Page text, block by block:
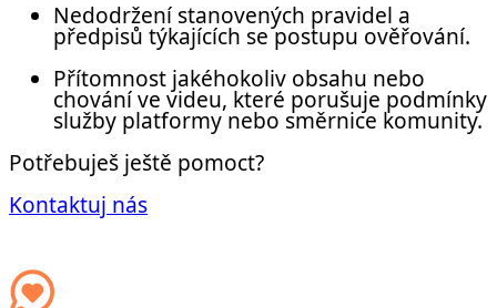
Nedodržení stanovených pravidel a
předpisů týkajících se postupu ověřování.
Přítomnost jakéhokoliv obsahu nebo
chování ve videu, které porušuje podmínky
služby platformy nebo směrnice komunity.
Potřebuješ ještě pomoct?
Kontaktuj nás